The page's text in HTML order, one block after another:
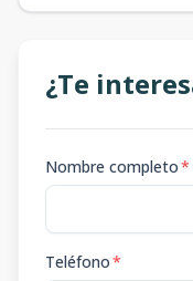
¿Te
Nombre completo*
Teléfono*